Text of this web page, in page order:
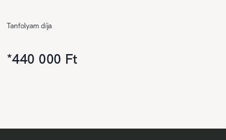
Tanfolyam díja
*440 000 Ft